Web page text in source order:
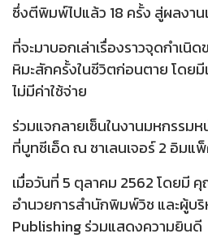
ซึ่งตีพิมพ์ไปแล้ว 18 ครั้ง สู่ผลงา
ที่จะมาบอกเล่าเรื่องราวจุดกำเนิ
หิมะสักครั้งในชีวิตก่อนตาย โดยมี
ไม่มีค่าใช้จ่าย
ร่วมแจกลายเซ็นในงานมหกรรม
ที่บูทซีเอ็ด ณ ชาเลนเจอร์ 2 อิมแ
เมื่อวันที่ 5 ตุลาคม 2562 โดยมี
อำนวยการสำนักพิมพ์วิช และผู้บ
Publishing ร่วมแสดงความยินดี